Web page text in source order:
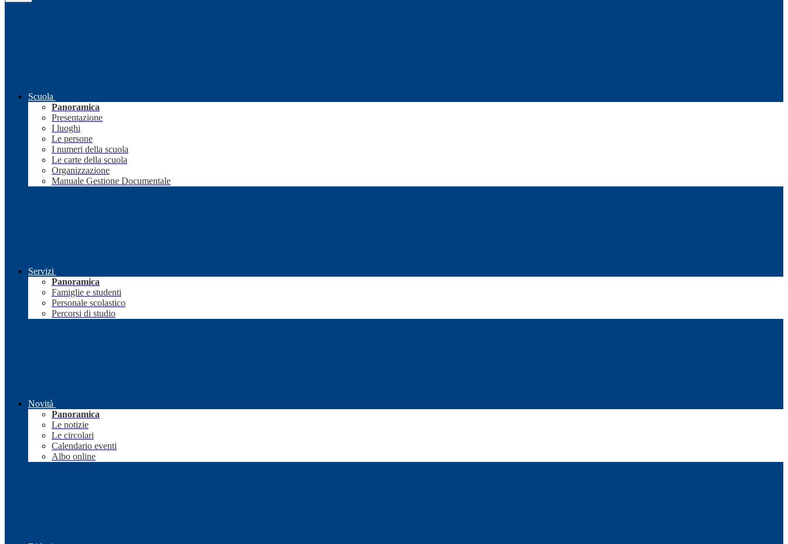
Scuola
Panoramica
Presentazione
I luoghi
Le persone
I numeri della scuola
Le carte della scuola
Organizzazione
Manuale Gestione Documentale
Servizi
Panoramica
Famiglie e studenti
Personale scolastico
Percorsi di studio
Novità
Panoramica
Le notizie
Le circolari
Calendario eventi
Albo online